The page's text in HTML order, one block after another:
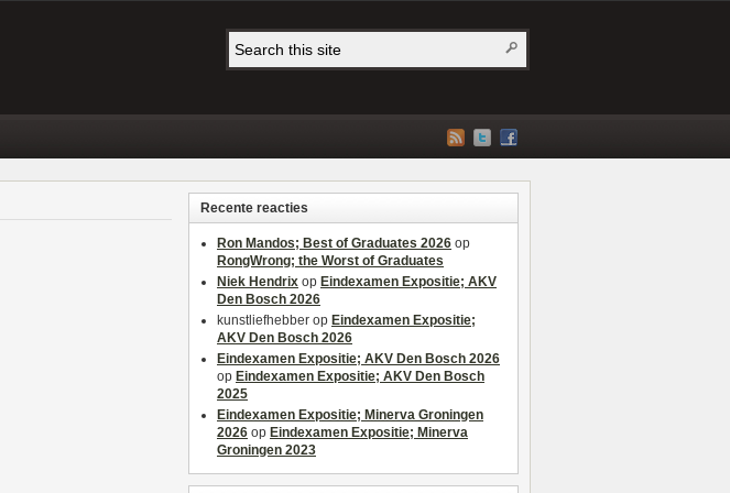
Recente reacties
Ron Mandos; Best of Graduates 2026 op
RongWrong; the Worst of Graduates
Niek Hendrix op Eindexamen Expositie; AKV
Den Bosch 2026
kunstliefhebber op Eindexamen Expositie;
AKV Den Bosch 2026
Eindexamen Expositie; AKV Den Bosch 2026
op Eindexamen Expositie; AKV Den Bosch
2025
Eindexamen Expositie; Minerva Groningen
2026 op Eindexamen Expositie; Minerva
Groningen 2023